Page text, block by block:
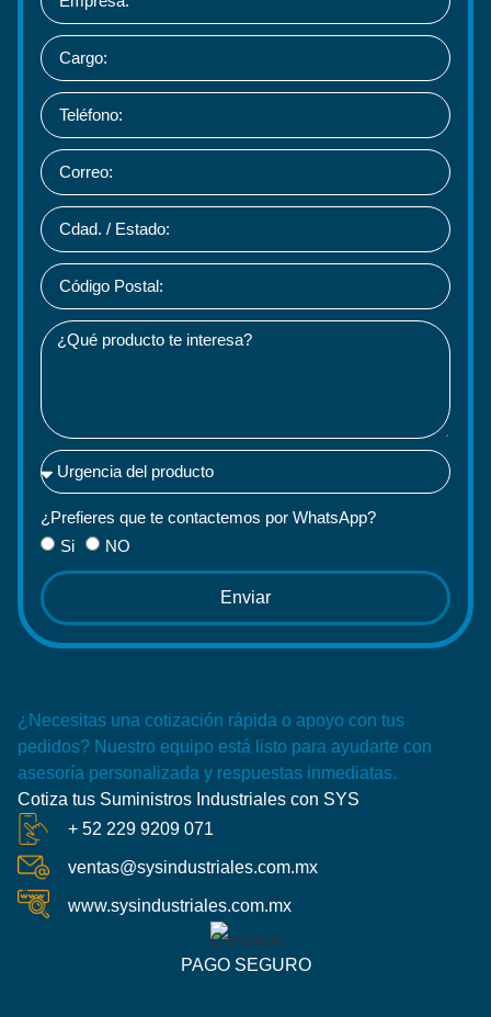
¿Necesitas una cotización rápida o apoyo con tus
pedidos? Nuestro equipo está listo para ayudarte con
asesoría personalizada y respuestas inmediatas.
Cotiza tus Suministros Industriales con SYS
+ 52 229 9209 071
ventas@sysindustriales.com.mx
www.sysindustriales.com.mx
PAGO SEGURO
¿Prefieres que te contactemos por WhatsApp?
Si
NO
Enviar